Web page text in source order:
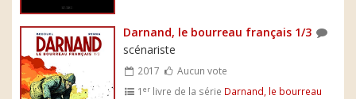
Darnand, le bourreau français 1/3
scénariste
2017
Aucun vote
1er livre de la série Darnand, le bourreau